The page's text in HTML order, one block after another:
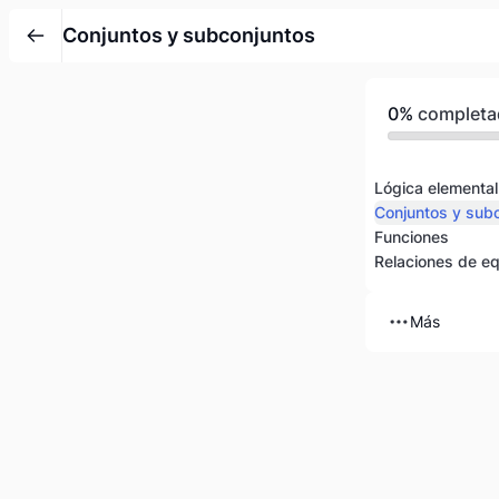
Conjuntos y subconjuntos
0%
Lógica elemental
Conjuntos y
Funciones
Relaciones de
Más